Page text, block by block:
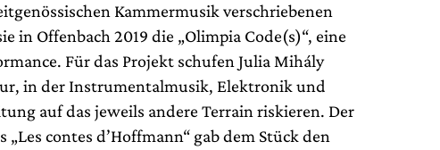
Kammermusik verschriebenen
in Offenbach 2019 die „Olimpia Code(s)“, eine
Für das Projekt schufen Julia Mihály
in der Instrumentalmusik, Elektronik und
auf das jeweils andere Terrain riskieren. Der
contes d’Hoffmann“ gab dem Stück den